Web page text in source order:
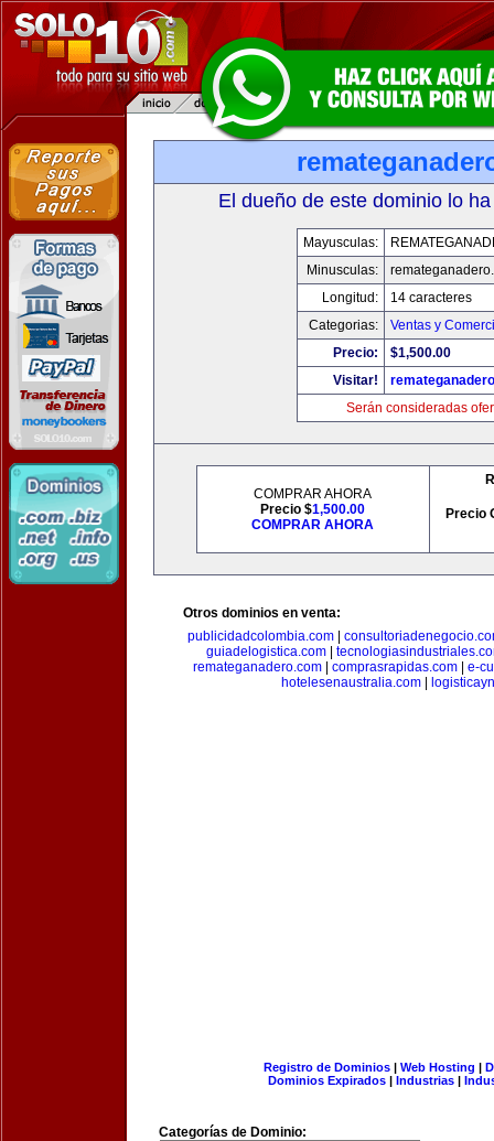
El dueño de este dominio lo
Mayusculas:
Minusculas:
Longitud:
14 caracteres
Categorias:
Ventas y
Precio:
$1,500.00
Visitar!
Serán consideradas
COMPRAR AHORA
Precio $1,500.00
COMPRAR AHORA
Precio
Otros dominios en venta:
publicidadcolombia.com|
guiadelogistica.com|
remateganadero.com
comprasrapidas.com
e-
hotelesenaustralia.com|
Registro de Dominios| Web Hosting |
Dominios Expirados | Industrias |
Categorías de Dominio: